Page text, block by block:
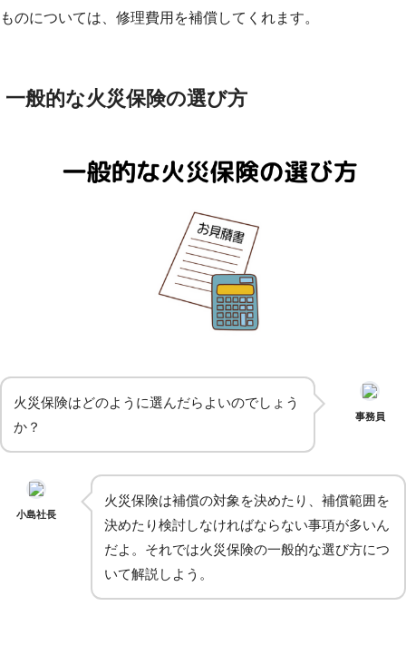
ものについては、修理費用を補償してくれます。
一般的な火災保険の選び方
火災保険はどのように選んだらよいのでしょう
か？
事務員
小島社長
火災保険は補償の対象を決めたり、補償範囲を
決めたり検討しなければならない事項が多いん
だよ。それでは火災保険の一般的な選び方につ
いて解説しよう。